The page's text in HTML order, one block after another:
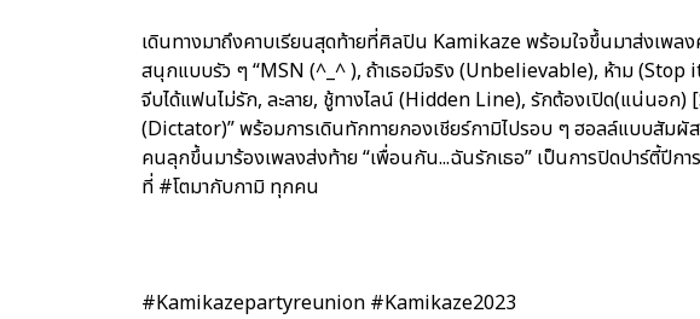
เดินทางมาถึงคาบเรียนสุดท้ายที่ศิลปิน Kamikaze พร้อมใจขึ้นมาส่งเพลง
สนุกแบบรัว ๆ “MSN (^_^ ), ถ้าเธอมีจริง (Unbelievable), ห้าม (Stop
จีบได้แฟนไม่รัก, ละลาย, ชู้ทางไลน์ (Hidden Line), รักต้องเปิด(แน่นอ
(Dictator)” พร้อมการเดินทักทายกองเชียร์กามิไปรอบ ๆ ฮอลล์แบบสัมผั
คนลุกขึ้นมาร้องเพลงส่งท้าย “เพื่อนกัน...ฉันรักเธอ” เป็นการปิดปาร์ตี้ปีก
ที่ #โตมากับกามิ ทุกคน
#Kamikazepartyreunion #Kamikaze2023